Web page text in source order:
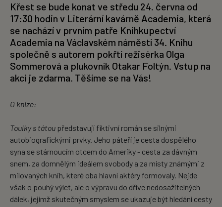
Křest se bude konat ve středu 24. června od
17:30 hodin v Literární kavárně Academia, která
se nachází v prvním patře Knihkupectví
Academia na Václavském náměstí 34. Knihu
společně s autorem pokřtí režisérka Olga
Sommerová a plukovník Otakar Foltýn. Vstup na
akci je zdarma. Těšíme se na Vás!
O knize:
Toulky s tátou představují fiktivní román se silnými
autobiografickými prvky. Jeho páteří je cesta dospělého
syna se stárnoucím otcem do Ameriky - cesta za dávným
snem, za domnělým ideálem svobody a za místy známými z
milovaných knih, které oba hlavní aktéry formovaly. Nejde
však o pouhý výlet, ale o výpravu do dříve nedosažitelných
dálek, jejímž skutečným smyslem se ukazuje být hledání cesty